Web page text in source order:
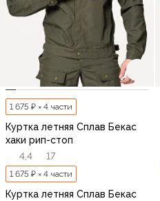
1 675 ₽ × 4 части
Куртка летняя Сплав Бекас
хаки рип-стоп
4,4
17
1 675 ₽ × 4 части
Куртка летняя Сплав Бекас